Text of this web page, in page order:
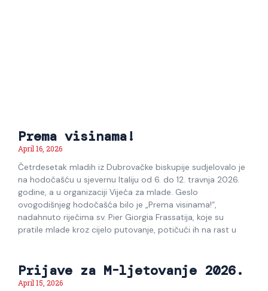
Prema visinama!
April 16, 2026
Četrdesetak mladih iz Dubrovačke biskupije sudjelovalo je
na hodočašću u sjevernu Italiju od 6. do 12. travnja 2026.
godine, a u organizaciji Vijeća za mlade. Geslo
ovogodišnjeg hodočašća bilo je „Prema visinama!“,
nadahnuto riječima sv. Pier Giorgia Frassatija, koje su
pratile mlade kroz cijelo putovanje, potičući ih na rast u
Prijave za M-ljetovanje 2026.
April 15, 2026